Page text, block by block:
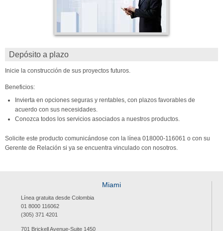
Depósito a plazo
Inicie la construcción de sus proyectos futuros.
Beneficios:
Invierta en opciones seguras y rentables, con plazos favorables de
acuerdo con sus necesidades.
Conozca todos los servicios asociados a nuestros productos.
Solicite este producto comunicándose con la línea 018000-116061 o con su
Gerente de Relación si ya se encuentra vinculado con nosotros.
Miami
Línea gratuita desde Colombia
01 8000 116062
(305) 371 4201
701 Brickell Avenue-Suite 1450